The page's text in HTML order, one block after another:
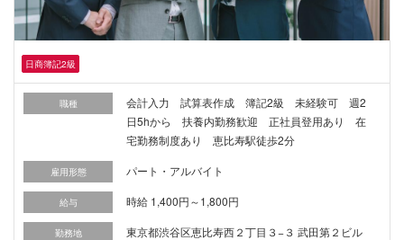
日商簿記2級
職種
会計入力 試算表作成 簿記2級 未経験可 週2
日5hから 扶養内勤務歓迎 正社員登用あり 在
宅勤務制度あり 恵比寿駅徒歩2分
雇用形態 パート・アルバイト
給与 時給 1,400円～1,800円
勤務地
東京都渋谷区恵比寿西２丁目３−３ 武田第２ビル